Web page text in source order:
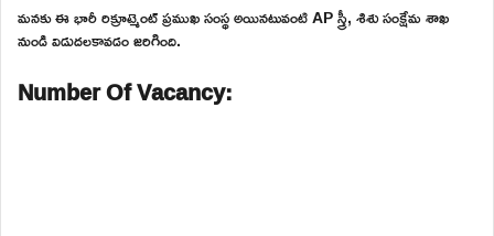
మనకు ఈ భారీ రిక్రూట్మెంట్ ప్రముఖ సంస్థ అయినటువంటి AP స్త్రీ, శిశు సంక్షేమ శాఖ
నుండి విడుదలకావడం జరిగింది.
Number Of Vacancy: